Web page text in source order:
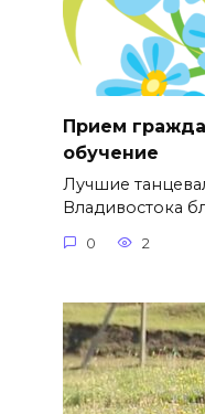
Прием
обучение
Лучшие
Владивостока
0 2